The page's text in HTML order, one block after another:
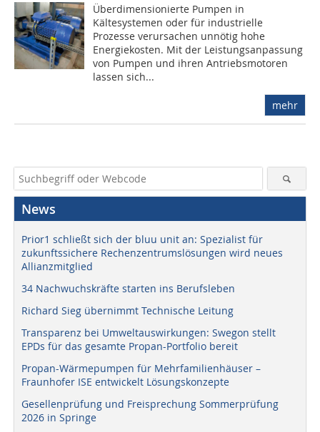
Überdimensionierte Pumpen in
Kältesystemen oder für industrielle
Prozesse verursachen unnötig hohe
Energiekosten. Mit der Leistungsanpassung
von Pumpen und ihren Antriebsmotoren
lassen sich...
mehr
News
Prior1 schließt sich der bluu unit an: Spezialist für
zukunftssichere Rechenzentrumslösungen wird neues
Allianzmitglied
34 Nachwuchskräfte starten ins Berufsleben
Richard Sieg übernimmt Technische Leitung
Transparenz bei Umweltauswirkungen: Swegon stellt
EPDs für das gesamte Propan-Portfolio bereit
Propan-Wärmepumpen für Mehrfamilienhäuser –
Fraunhofer ISE entwickelt Lösungskonzepte
Gesellenprüfung und Freisprechung Sommerprüfung
2026 in Springe